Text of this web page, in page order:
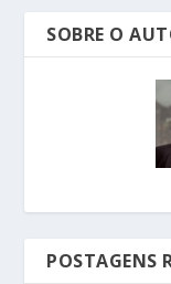
SOBRE O
POSTAGENS